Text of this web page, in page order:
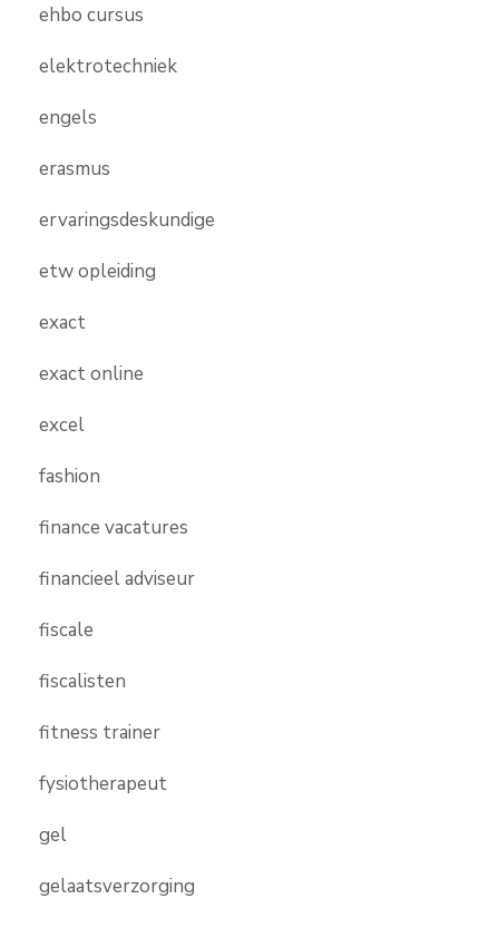
ehbo cursus
elektrotechniek
engels
erasmus
ervaringsdeskundige
etw opleiding
exact
exact online
excel
fashion
finance vacatures
financieel adviseur
fiscale
fiscalisten
fitness trainer
fysiotherapeut
gel
gelaatsverzorging